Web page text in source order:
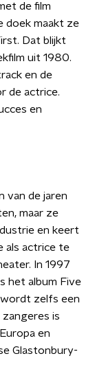
de film
doek maakt ze
Dat blijkt
uit 1980.
en de
de actrice.
en
van de jaren
maar ze
en keert
als actrice te
In 1997
het album Five
wordt zelfs een
is
en
Glastonbury-